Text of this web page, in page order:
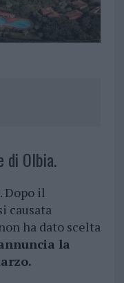
di Olbia.
Dopo il
causata
ha dato scelta
la